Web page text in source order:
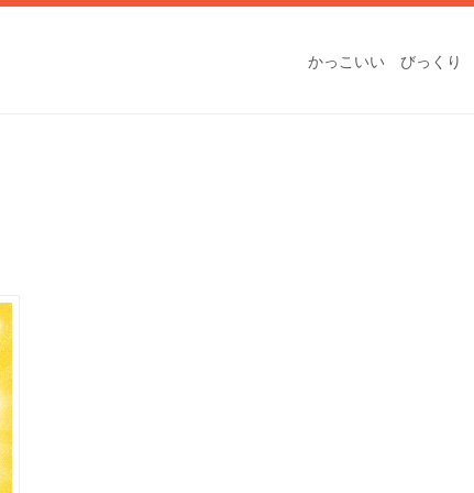
かっこいい びっくり